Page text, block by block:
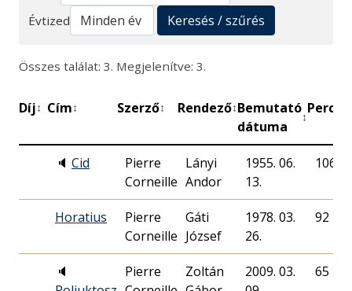
Évtized
Keresés / szűrés
Összes találat: 3. Megjelenítve: 3.
Díj↕ Cím↕ Szerző↕ Rendező↕Bemutató
dátuma
↕
Perc
🔈 Cid
Pierre
Corneille
Lányi
Andor
1955. 06.
13.
106
Horatius
Pierre
Corneille
Gáti
József
1978. 03.
26.
92
🔈
Pierre
Zoltán
2009. 03.
65